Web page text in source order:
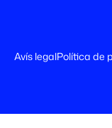
Avís legalPolítica de